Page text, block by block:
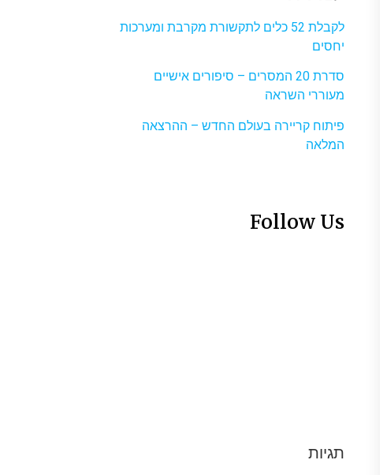
לקבלת 52 כלים לתקשורת מקרבת ומערכות
יחסים
סדרת 20 המסרים – סיפורים אישיים
מעוררי השראה
פיתוח קריירה בעולם החדש – ההרצאה
המלאה
Follow Us
תגיות